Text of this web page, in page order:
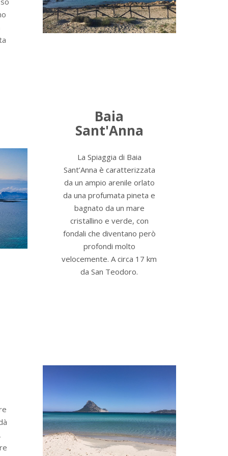
Baia
Sant'Anna
La Spiaggia di Baia
Sant’Anna è caratterizzata
da un ampio arenile orlato
da una profumata pineta e
bagnato da un mare
cristallino e verde, con
fondali che diventano però
profondi molto
velocemente. A circa 17 km
da San Teodoro.